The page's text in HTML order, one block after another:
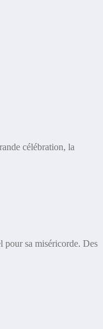
célébration, la
pour sa miséricorde. Des